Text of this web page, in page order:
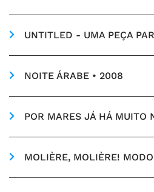
UNTITLED - UMA PEÇA
NOITE ÁRABE • 2008
POR MARES JÁ HÁ MUITO
MOLIÈRE, MOLIÈRE!